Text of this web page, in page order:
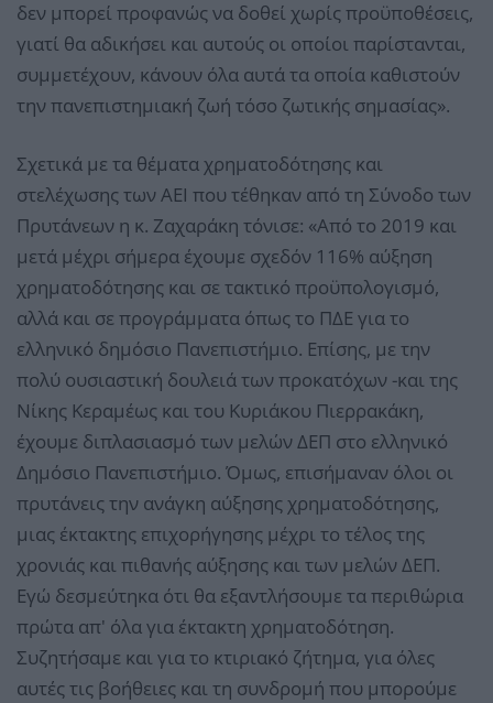
δεν μπορεί προφανώς να δοθεί χωρίς προϋποθέσεις,
γιατί θα αδικήσει και αυτούς οι οποίοι παρίστανται,
συμμετέχουν, κάνουν όλα αυτά τα οποία καθιστούν
την πανεπιστημιακή ζωή τόσο ζωτικής σημασίας».
Σχετικά με τα θέματα χρηματοδότησης και
στελέχωσης των ΑΕΙ που τέθηκαν από τη Σύνοδο των
Πρυτάνεων η κ. Ζαχαράκη τόνισε: «Από το 2019 και
μετά μέχρι σήμερα έχουμε σχεδόν 116% αύξηση
χρηματοδότησης και σε τακτικό προϋπολογισμό,
αλλά και σε προγράμματα όπως το ΠΔΕ για το
ελληνικό δημόσιο Πανεπιστήμιο. Επίσης, με την
πολύ ουσιαστική δουλειά των προκατόχων -και της
Νίκης Κεραμέως και του Κυριάκου Πιερρακάκη,
έχουμε διπλασιασμό των μελών ΔΕΠ στο ελληνικό
Δημόσιο Πανεπιστήμιο. Όμως, επισήμαναν όλοι οι
πρυτάνεις την ανάγκη αύξησης χρηματοδότησης,
μιας έκτακτης επιχορήγησης μέχρι το τέλος της
χρονιάς και πιθανής αύξησης και των μελών ΔΕΠ.
Εγώ δεσμεύτηκα ότι θα εξαντλήσουμε τα περιθώρια
πρώτα απ' όλα για έκτακτη χρηματοδότηση.
Συζητήσαμε και για το κτιριακό ζήτημα, για όλες
αυτές τις βοήθειες και τη συνδρομή που μπορούμε